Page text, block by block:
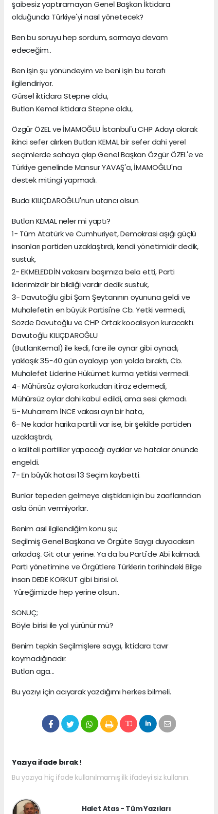
şaibesiz yaptıramayan Genel Başkan İktidara
olduğunda Türkiye'yi nasıl yönetecek?
Ben bu soruyu hep sordum, sormaya devam
edeceğim..
Ben işin şu yönündeyim ve beni işin bu tarafı
ilgilendiriyor.
Gürsel iktidara Stepne oldu,
Butlan Kemal iktidara Stepne oldu,
Özgür ÖZEL ve İMAMOĞLU İstanbul'u CHP Adayı olarak
ikinci sefer alırken Butlan KEMAL bir sefer dahi yerel
seçimlerde sahaya çıkıp Genel Başkan Özgür ÖZEL'e ve
Türkiye genelinde Mansur YAVAŞ'a, İMAMOĞLU'na
destek mitingi yapmadı.
Buda KILIÇDAROĞLU'nun utancı olsun.
Butlan KEMAL neler mi yaptı?
1- Tüm Atatürk ve Cumhuriyet, Demokrasi aşığı güçlü
insanları partiden uzaklaştırdı, kendi yönetimidir dedik,
sustuk,
2- EKMELEDDİN vakasını başımıza bela etti, Parti
liderimizdir bir bildiği vardır dedik sustuk,
3- Davutoğlu gibi Şam Şeytanının oyununa geldi ve
Muhalefetin en büyük Partisi'ne Cb. Yetki vermedi,
Sözde Davutoğlu ve CHP Ortak kooalisyon kuracaktı.
Davutoğlu KILIÇDAROĞLU
(ButlanKemal) ile kedi, fare ile oynar gibi oynadı,
yaklaşık 35-40 gün oyalayıp yarı yolda bıraktı, Cb.
Muhalefet Liderine Hükümet kurma yetkisi vermedi.
4- Mühürsüz oylara korkudan itiraz edemedi,
Mühürsüz oylar dahi kabul edildi, ama sesi çıkmadı.
5- Muharrem İNCE vakası ayrı bir hata,
6- Ne kadar harika partili var ise, bir şekilde partiden
uzaklaştırdı,
o kaliteli partililer yapacağı ayaklar ve hatalar önünde
engeldi.
7- En büyük hatası 13 Seçim kaybetti.
Bunlar tepeden gelmeye alıştıkları için bu zaaflarından
asla önün vermiyorlar.
Benim asıl ilgilendiğim konu şu;
Seçilmiş Genel Başkana ve Örgüte Saygı duyacaksın
arkadaş. Git otur yerine. Ya da bu Parti'de Abi kalmadı.
Parti yönetimine ve Örgütlere Türklerin tarihindeki Bilge
insan DEDE KORKUT gibi birisi ol.
Yüreğimizde hep yerine olsun..
SONUÇ;
Böyle birisi ile yol yürünür mü?
Benim tepkin Seçilmişlere saygı, İktidara tavır
koymadığınadır.
Butlan aga...
Bu yazıyı için acıyarak yazdığımı herkes bilmeli.
Yazıya ifade bırak !
Bu yazıya hiç ifade kullanılmamış ilk ifadeyi siz kullanın.
Halet Atas - Tüm Yazıları